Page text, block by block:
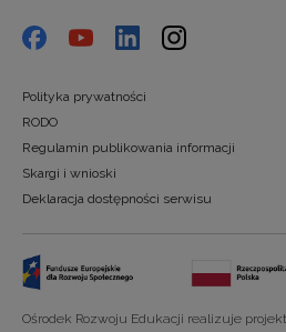
Polityka prywatności
RODO
Regulamin publikowania informacji
Skargi i wnioski
Deklaracja dostępności serwisu
Ośrodek Rozwoju Edukacji realizuje